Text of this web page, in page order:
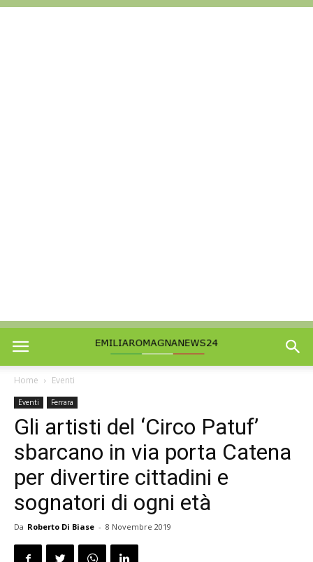
Home Eventi
Eventi Ferrara
Gli artisti del ‘Circo Patuf’
sbarcano in via porta Catena
per divertire cittadini e
sognatori di ogni età
Da Roberto Di Biase - 8 Novembre 2019